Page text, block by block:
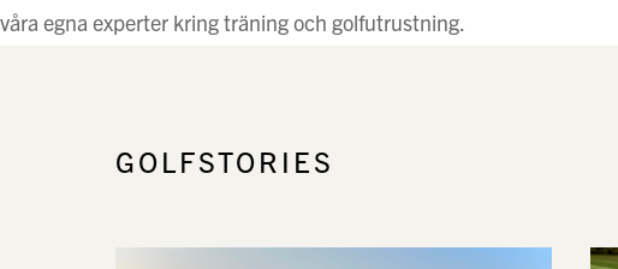
våra egna experter kring träning och golfutrustning.
GOLFSTORIES